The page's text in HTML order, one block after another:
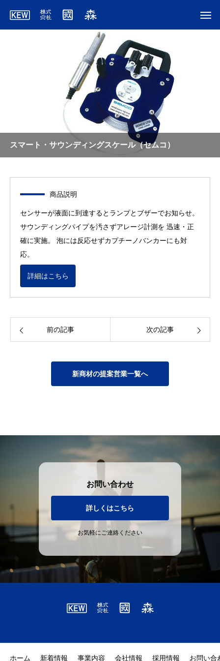
スマート・サウンディングスケール（セムコ）
商品説明
センサーが液面に到達するとランプとブザーでお知らせ。
サウンディングパイプを汚さずアレージ計測を 迅速・正
確に実施。 泡には反応せずカプチーノバンカーにも対
応。
詳細はこちら
前の記事 次の記事
新商材の提案営業一覧へ
お問い合わせ
詳しくはこちら
お気軽にご連絡ください
ホーム 新着情報 事業内容 会社情報 採用情報 お問い合